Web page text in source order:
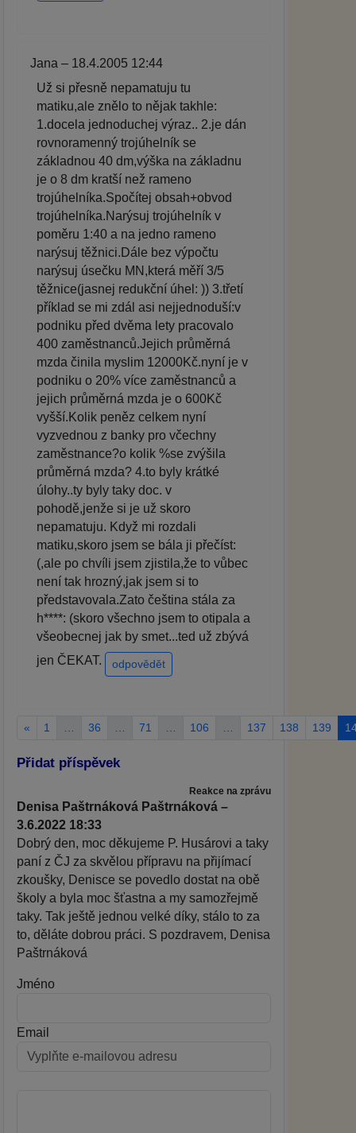
Jana – 18.4.2005 12:44
Už si přesně nepamatuju tu
matiku,ale znělo to nějak takhle:
1.docela jednoduchej výraz.. 2.je dán
rovnoramenný trojúhelník se
základnou 40 dm,výška na základnu
je o 8 dm kratší než rameno
trojúhelníka.Spočítej obsah+obvod
trojúhelníka.Narýsuj trojúhelník v
poměru 1:40 a na jedno rameno
narýsuj těžnici.Dále bez výpočtu
narýsuj úsečku MN,která měří 3/5
těžnice(jasnej redukční úhel: )) 3.třetí
příklad se mi zdál asi nejjednoduší:v
podniku před dvěma lety pracovalo
400 zaměstnanců.Jejich průměrná
mzda činila myslim 12000Kč.nyní je v
podniku o 20% více zaměstnanců a
jejich průměrná mzda je o 600Kč
vyšší.Kolik peněz celkem nyní
vyzvednou z banky pro včechny
zaměstnance?o kolik %se zvýšila
průměrná mzda? 4.to byly krátké
úlohy..ty byly taky doc. v
pohodě,jenže si je už skoro
nepamatuju. Když mi rozdali
matiku,skoro jsem se bála ji přečíst:
(,ale po chvíli jsem zjistila,že to vůbec
není tak hrozný,jak jsem si to
představovala.Zato čeština stála za
h****: (skoro všechno jsem to otipala a
všeobecnej jak by smet...ted už zbývá
jen ČEKAT.
odpovědět
« 1 36 71 106 137 138 139
Přidat příspěvek
Reakce na zprávu
Denisa Paštrnáková Paštrnáková –
3.6.2022 18:33
Dobrý den, moc děkujeme P. Husárovi a taky
paní z ČJ za skvělou přípravu na přijímací
zkoušky, Denisce se povedlo dostat na obě
školy a byla moc šťastna a my samozřejmě
taky. Tak ještě jednou velké díky, stálo to za
to, děláte dobrou práci. S pozdravem, Denisa
Paštrnáková
Jméno
Email